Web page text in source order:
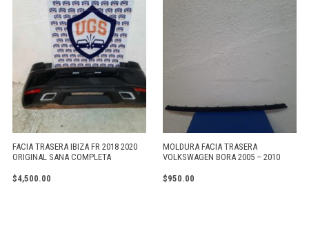
FACIA TRASERA IBIZA FR 2018 2020
ORIGINAL SANA COMPLETA
$4,500.00
MOLDURA FACIA TRASERA
VOLKSWAGEN BORA 2005 – 2010
$950.00